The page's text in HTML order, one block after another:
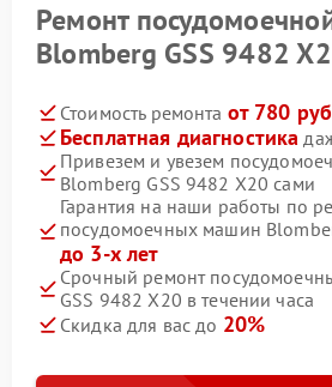
Ремонт
Blomberg GSS 9482
Стоимость ремонта от 780
Бесплатная диагностика
Привезем и увезем
Blomberg GSS 9482 X20 сами
Гарантия на наши работы по
посудомоечных машин
до 3-х лет
Срочный ремонт
GSS 9482 X20 в течении часа
Скидка для вас до 20%